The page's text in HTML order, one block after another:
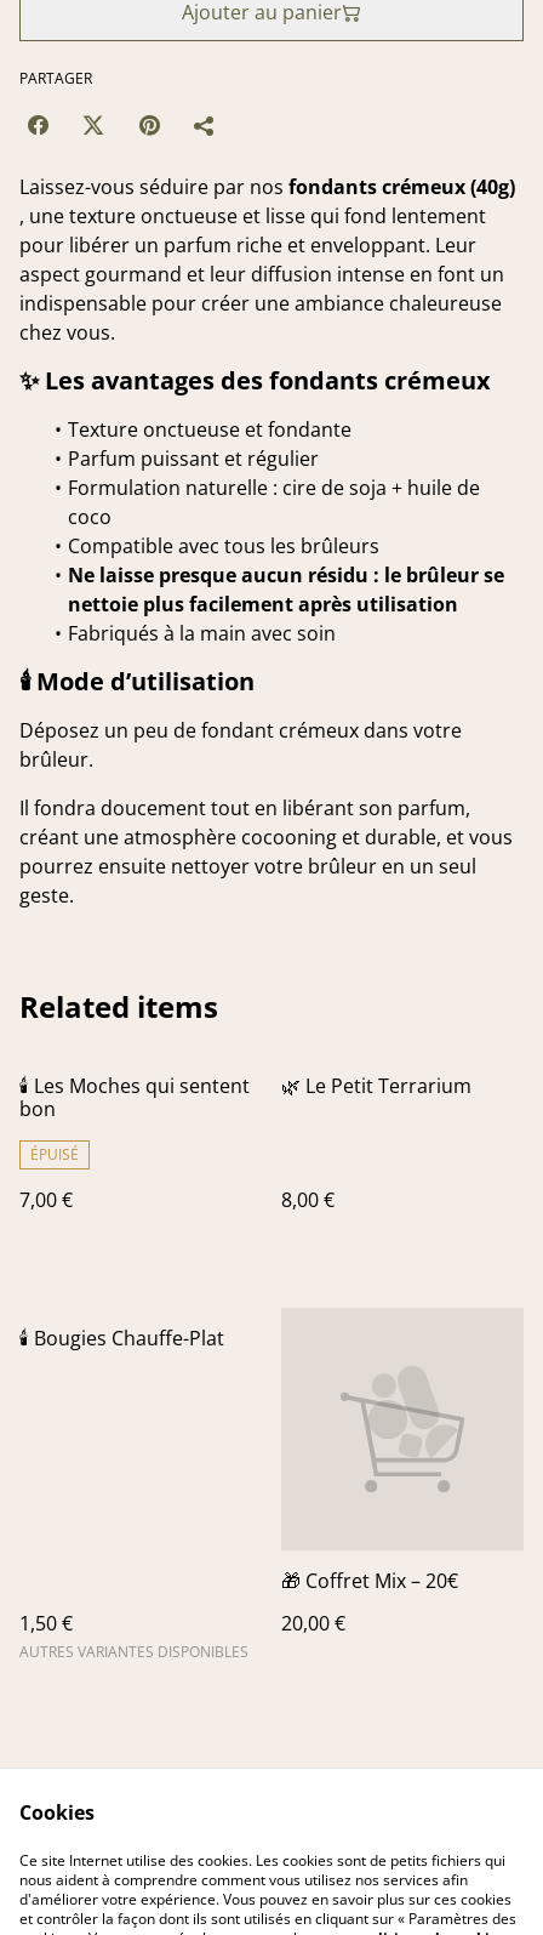
Ajouter au panier
PARTAGER
Laissez-vous séduire par nos fondants crémeux (40g)
, une texture onctueuse et lisse qui fond lentement
pour libérer un parfum riche et enveloppant. Leur
aspect gourmand et leur diffusion intense en font un
indispensable pour créer une ambiance chaleureuse
chez vous.
✨ Les avantages des fondants crémeux
Texture onctueuse et fondante
Parfum puissant et régulier
Formulation naturelle : cire de soja + huile de
coco
Compatible avec tous les brûleurs
Ne laisse presque aucun résidu : le brûleur se
nettoie plus facilement après utilisation
Fabriqués à la main avec soin
🕯️ Mode d’utilisation
Déposez un peu de fondant crémeux dans votre
brûleur.
Il fondra doucement tout en libérant son parfum,
créant une atmosphère cocooning et durable, et vous
pourrez ensuite nettoyer votre brûleur en un seul
geste.
Related items
🕯 Les Moches qui sentent
bon
ÉPUISÉ
7,00 €
🌿 Le Petit Terrarium
8,00 €
🕯 Bougies Chauffe-Plat
1,50 €
AUTRES VARIANTES DISPONIBLES
🎁 Coffret Mix – 20€
20,00 €
Contact Us
Legal Terms
Privacy Policy
Cookie Policy
Cookies
Ce site Internet utilise des cookies. Les cookies sont de petits fichiers qui
nous aident à comprendre comment vous utilisez nos services afin
d'améliorer votre expérience. Vous pouvez en savoir plus sur ces cookies
et contrôler la façon dont ils sont utilisés en cliquant sur « Paramètres des